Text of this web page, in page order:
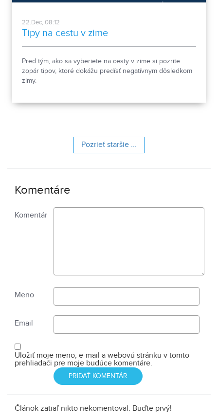
22.Dec, 08:12
Tipy na cestu v zime
Pred tým, ako sa vyberiete na cesty v zime si pozrite
zopár tipov, ktoré dokážu predísť negatívnym dôsledkom
zimy.
Pozrieť staršie ...
Komentáre
Komentár
Meno
Email
Uložiť moje meno, e-mail a webovú stránku v tomto
prehliadači pre moje budúce komentáre.
Článok zatiaľ nikto nekomentoval. Buďte prvý!